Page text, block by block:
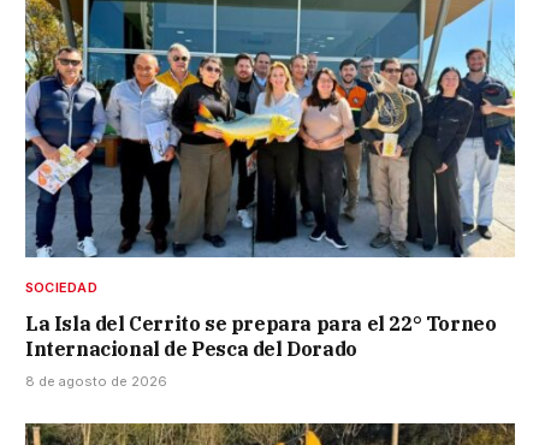
SOCIEDAD
La Isla del Cerrito se prepara para el 22° Torneo
Internacional de Pesca del Dorado
8 de agosto de 2026